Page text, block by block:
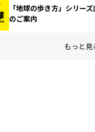
「地球の歩き方」シリー
のご案内
もっと見